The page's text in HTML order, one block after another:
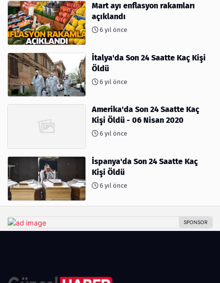
Mart ayı enflasyon rakamları
açıklandı
6 yıl önce
İtalya'da Son 24 Saatte Kaç Kişi
Öldü
6 yıl önce
Amerika'da Son 24 Saatte Kaç
Kişi Öldü - 06 Nisan 2020
6 yıl önce
İspanya'da Son 24 Saatte Kaç
Kişi Öldü
6 yıl önce